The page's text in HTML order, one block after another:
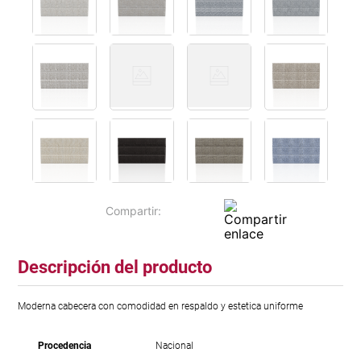
Descripción del producto
Moderna cabecera con comodidad en respaldo y estetica uniforme
Procedencia Nacional